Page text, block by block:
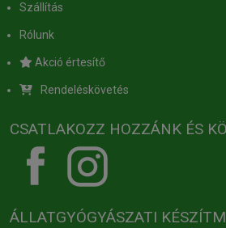
Szállítás
Rólunk
Akció értesítő
Rendeléskövetés
CSATLAKOZZ HOZZÁNK ÉS
ÁLLATGYÓGYÁSZATI